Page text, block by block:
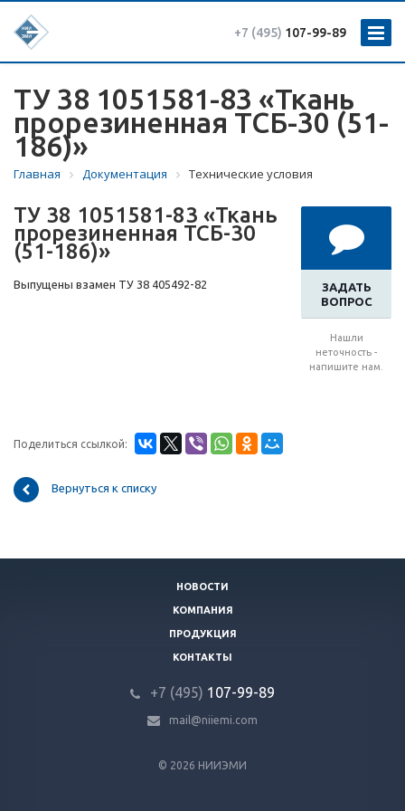
+7 (495) 107-99-89
ТУ 38 1051581-83 «Ткань
прорезиненная ТСБ-30 (51-
186)»
Главная Документация Технические условия
ЗАДАТЬ
ВОПРОС
Нашли
неточность -
напишите нам.
ТУ 38 1051581-83 «Ткань
прорезиненная ТСБ-30
(51-186)»
Выпущены взамен ТУ 38 405492-82
Поделиться ссылкой:
Вернуться к списку
© 2026 НИИЭМИ
НОВОСТИ
КОМПАНИЯ
ПРОДУКЦИЯ
КОНТАКТЫ
+7 (495) 107-99-89
mail@niiemi.com